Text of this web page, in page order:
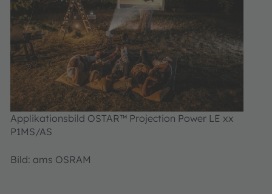
Applikationsbild OSTAR™ Projection Power LE xx
P1MS/AS
Bild: ams OSRAM